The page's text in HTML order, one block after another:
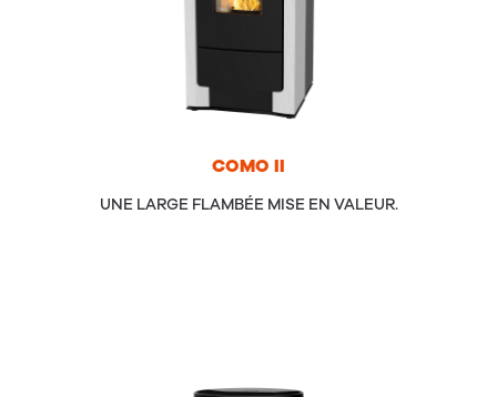
COMO II
UNE LARGE FLAMBÉE MISE EN VALEUR.